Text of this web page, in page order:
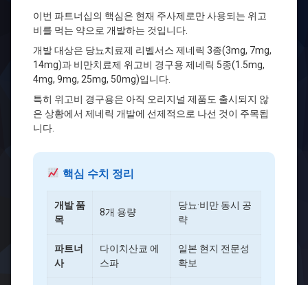
이번 파트너십의 핵심은 현재 주사제로만 사용되는 위고
비를 먹는 약으로 개발하는 것입니다.
개발 대상은 당뇨치료제 리벨서스 제네릭 3종(3mg, 7mg,
14mg)과 비만치료제 위고비 경구용 제네릭 5종(1.5mg,
4mg, 9mg, 25mg, 50mg)입니다.
특히 위고비 경구용은 아직 오리지널 제품도 출시되지 않
은 상황에서 제네릭 개발에 선제적으로 나선 것이 주목됩
니다.
핵심 수치 정리
개발 품
목
8개 용량
당뇨·비만 동시 공
략
파트너
사
다이치산쿄 에
스파
일본 현지 전문성
확보